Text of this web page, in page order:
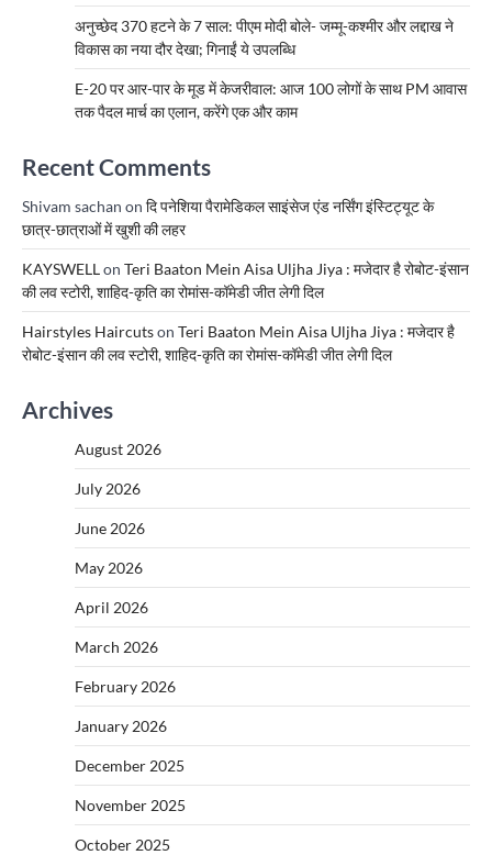
अनुच्छेद 370 हटने के 7 साल: पीएम मोदी बोले- जम्मू-कश्मीर और लद्दाख ने
विकास का नया दौर देखा; गिनाईं ये उपलब्धि
E-20 पर आर-पार के मूड में केजरीवाल: आज 100 लोगों के साथ PM आवास
तक पैदल मार्च का एलान, करेंगे एक और काम
Recent Comments
Shivam sachan on दि पनेशिया पैरामेडिकल साइंसेज एंड नर्सिंग इंस्टिट्यूट के
छात्र-छात्राओं में खुशी की लहर
KAYSWELLon Teri Baaton Mein Aisa Uljha Jiya : मजेदार है रोबोट-इंसान
की लव स्टोरी, शाहिद-कृति का रोमांस-कॉमेडी जीत लेगी दिल
Hairstyles Haircutson Teri Baaton Mein Aisa Uljha Jiya : मजेदार है
रोबोट-इंसान की लव स्टोरी, शाहिद-कृति का रोमांस-कॉमेडी जीत लेगी दिल
Archives
August 2026
July 2026
June 2026
May 2026
April 2026
March 2026
February 2026
January 2026
December 2025
November 2025
October 2025